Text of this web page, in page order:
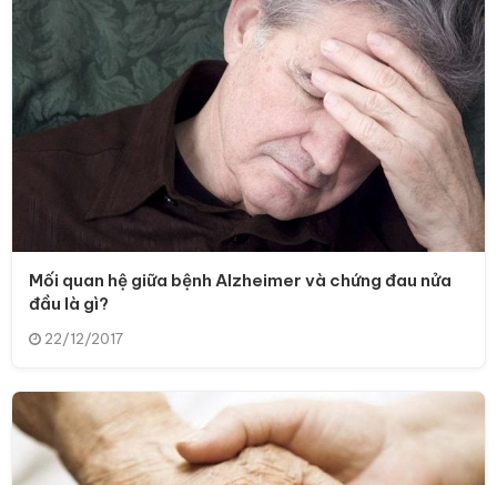
Mối quan hệ giữa bệnh Alzheimer và chứng đau nửa
đầu là gì?
22/12/2017